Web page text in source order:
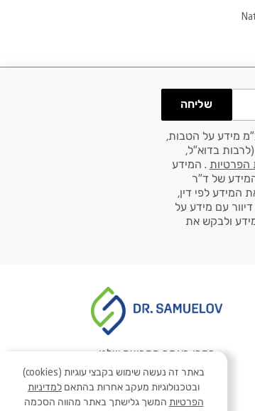
שליחה
מידע על הטבות,
בדוא"ל,
הפרטיות . המידע
של ד"ר
המידע לפי דין,
עם מידע על
ולבקש את
בקרו באתר הקבוצה שלנו
באתר זה נעשה שימוש בקבצי עוגיות (cookies)
ובטכנולוגיות מעקב אחרות בהתאם למדיניות
הפרטיות המשך גלישתך באתר מהווה הסכמה